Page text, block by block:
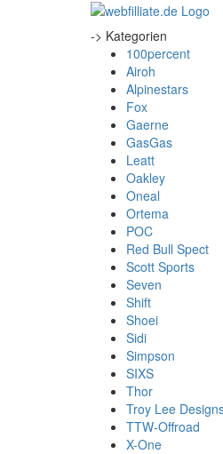
-> Kategorien
100percent
Airoh
Alpinestars
Fox
Gaerne
GasGas
Leatt
Oakley
Oneal
Ortema
POC
Red Bull Spect
Scott Sports
Seven
Shift
Shoei
Sidi
Simpson
SIXS
Thor
Troy Lee
TTW-Offroad
X-One